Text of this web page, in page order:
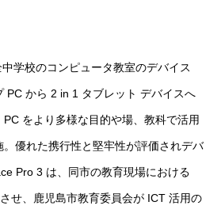
学校のコンピュータ教室のデバイス
PC から 2 in 1 タブレット デバイスへ
をより多様な目的や場、教科で活用
優れた携行性と堅牢性が評価されデバ
Pro 3 は、同市の教育現場における
せ、鹿児島市教育委員会が ICT 活用の